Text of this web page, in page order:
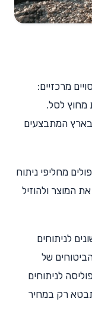
מרכזיים:
בארץ המתבצעים
מחליפי ניתוח
המוצר ולהוזיל
לניתוחים
של
לניתוחים
רק במחיר